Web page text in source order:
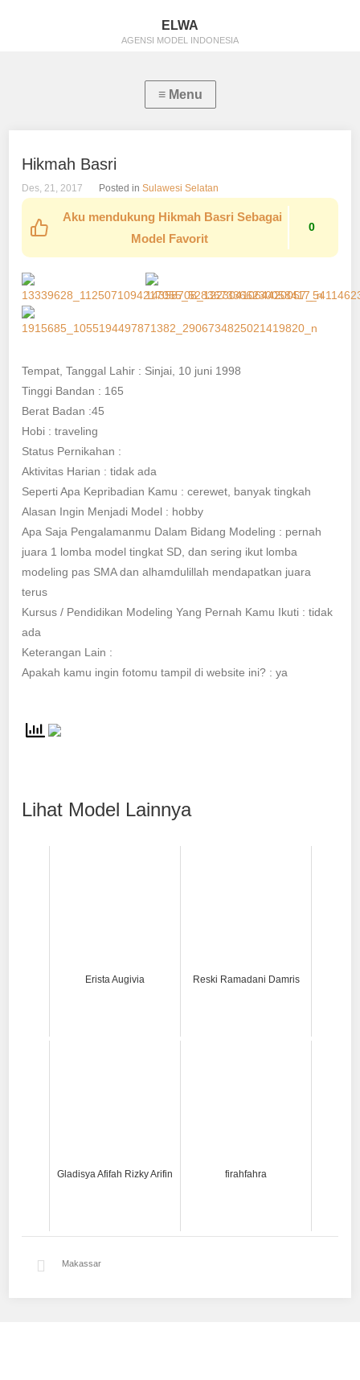
ELWA
AGENSI MODEL INDONESIA
Hikmah Basri
Des, 21, 2017 Posted inSulawesi Selatan
Aku mendukung Hikmah Basri Sebagai
Model Favorit
0
Tempat, Tanggal Lahir : Sinjai, 10 juni 1998
Tinggi Bandan : 165
Berat Badan :45
Hobi : traveling
Status Pernikahan :
Aktivitas Harian : tidak ada
Seperti Apa Kepribadian Kamu : cerewet, banyak tingkah
Alasan Ingin Menjadi Model : hobby
Apa Saja Pengalamanmu Dalam Bidang Modeling : pernah
juara 1 lomba model tingkat SD, dan sering ikut lomba
modeling pas SMA dan alhamdulillah mendapatkan juara
terus
Kursus / Pendidikan Modeling Yang Pernah Kamu Ikuti : tidak
ada
Keterangan Lain :
Apakah kamu ingin fotomu tampil di website ini? : ya
Lihat Model Lainnya
Erista Augivia Reski Ramadani Damris
Gladisya Afifah Rizky Arifin firahfahra
Makassar